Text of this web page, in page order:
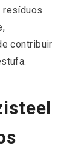
resíduos
contribuir